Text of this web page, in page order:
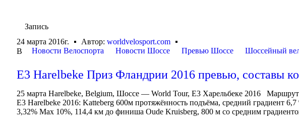
Запись
24 марта 2016г.
Автор:worldvelosport.com
В
Новости Велоспорта Новости Шоссе Превью Шоссе Шоссейный
E3 Harelbeke Приз Фландрии 2016 превью, составы
25 марта Harelbeke, Belgium, Шоссе — World Tour, E3 Харельбеке 2016
E3 Harelbeke 2016: Katteberg 600м протяжённость подъёма, средний градиент
3,32% Max 10%, 114,4 км до финиша Oude Kruisberg, 800 м со средним